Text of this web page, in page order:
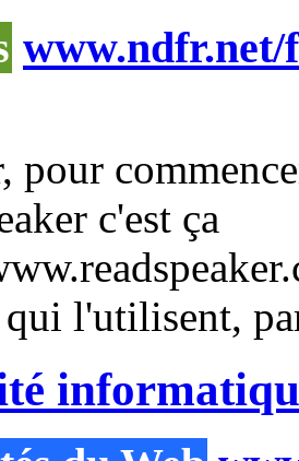
www.ndfr.net/
pour
c'est ça
qui l'utilisent,